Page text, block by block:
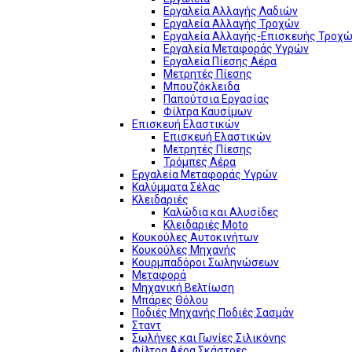
Εργαλεία Αλλαγής Λαδιών
Εργαλεία Αλλαγής Τροχών
Εργαλεία Αλλαγής-Επισκευής
Εργαλεία Μεταφοράς Υγρών
Εργαλεία Πίεσης Αέρα
Μετρητές Πίεσης
Μπουζόκλειδα
Παπούτσια Εργασίας
Φίλτρα Καυσίμων
Επισκευή Ελαστικών
Επισκευή Ελαστικών
Μετρητές Πίεσης
Τρόμπες Αέρα
Εργαλεία Μεταφοράς Υγρών
Καλύμματα Σέλας
Κλειδαριές
Καλώδια και Αλυσίδες
Κλειδαριές Moto
Κουκούλες Αυτοκινήτων
Κουκούλες Μηχανής
Κουρμπαδόροι Σωληνώσεων
Μεταφορά
Μηχανική Βελτίωση
Μπάρες Θόλου
Ποδιές Μηχανής Ποδιές Σασμάν
Σταντ
Σωλήνες και Γωνίες Σιλικόνης